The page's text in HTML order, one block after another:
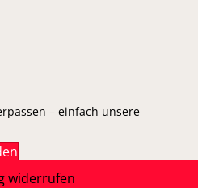
– einfach unsere
widerrufen